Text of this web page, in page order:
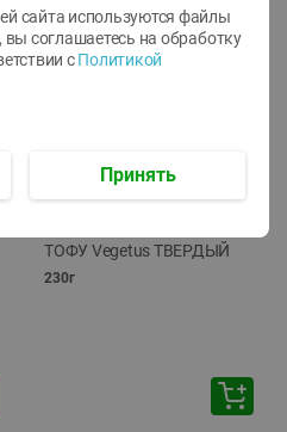
ТОФУ Vegetus ТВЕРДЫЙ
230г
сайта используются файлы
соглашаетесь на обработку
с Политикой
Принять